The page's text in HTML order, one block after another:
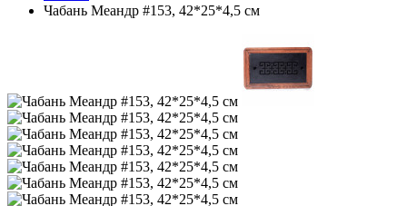
Чабань Меандр #153, 42*25*4,5 см